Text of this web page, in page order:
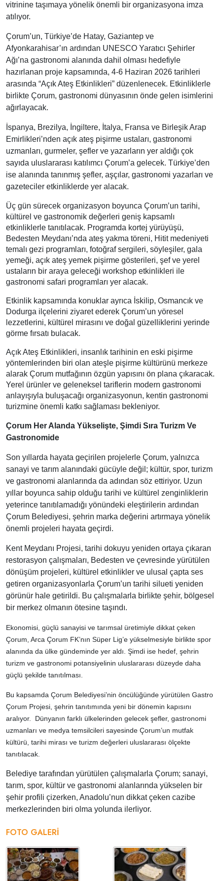
vitrinine taşımaya yönelik önemli bir organizasyona imza
atılıyor.
Çorum’un, Türkiye’de Hatay, Gaziantep ve
Afyonkarahisar’ın ardından UNESCO Yaratıcı Şehirler
Ağı’na gastronomi alanında dahil olması hedefiyle
hazırlanan proje kapsamında, 4-6 Haziran 2026 tarihleri
arasında “Açık Ateş Etkinlikleri” düzenlenecek. Etkinliklerle
birlikte Çorum, gastronomi dünyasının önde gelen isimlerini
ağırlayacak.
İspanya, Brezilya, İngiltere, İtalya, Fransa ve Birleşik Arap
Emirlikleri’nden açık ateş pişirme ustaları, gastronomi
uzmanları, gurmeler, şefler ve yazarların yer aldığı çok
sayıda uluslararası katılımcı Çorum’a gelecek. Türkiye’den
ise alanında tanınmış şefler, aşçılar, gastronomi yazarları ve
gazeteciler etkinliklerde yer alacak.
Üç gün sürecek organizasyon boyunca Çorum’un tarihi,
kültürel ve gastronomik değerleri geniş kapsamlı
etkinliklerle tanıtılacak. Programda kortej yürüyüşü,
Bedesten Meydanı’nda ateş yakma töreni, Hitit medeniyeti
temalı gezi programları, fotoğraf sergileri, söyleşiler, gala
yemeği, açık ateş yemek pişirme gösterileri, şef ve yerel
ustaların bir araya geleceği workshop etkinlikleri ile
gastronomi safari programları yer alacak.
Etkinlik kapsamında konuklar ayrıca İskilip, Osmancık ve
Dodurga ilçelerini ziyaret ederek Çorum’un yöresel
lezzetlerini, kültürel mirasını ve doğal güzelliklerini yerinde
görme fırsatı bulacak.
Açık Ateş Etkinlikleri, insanlık tarihinin en eski pişirme
yöntemlerinden biri olan ateşle pişirme kültürünü merkeze
alarak Çorum mutfağının özgün yapısını ön plana çıkaracak.
Yerel ürünler ve geleneksel tariflerin modern gastronomi
anlayışıyla buluşacağı organizasyonun, kentin gastronomi
turizmine önemli katkı sağlaması bekleniyor.
Çorum Her Alanda Yükselişte, Şimdi Sıra Turizm Ve
Gastronomide
Son yıllarda hayata geçirilen projelerle Çorum, yalnızca
sanayi ve tarım alanındaki gücüyle değil; kültür, spor, turizm
ve gastronomi alanlarında da adından söz ettiriyor. Uzun
yıllar boyunca sahip olduğu tarihi ve kültürel zenginliklerin
yeterince tanıtılamadığı yönündeki eleştirilerin ardından
Çorum Belediyesi, şehrin marka değerini artırmaya yönelik
önemli projeleri hayata geçirdi.
Kent Meydanı Projesi, tarihi dokuyu yeniden ortaya çıkaran
restorasyon çalışmaları, Bedesten ve çevresinde yürütülen
dönüşüm projeleri, kültürel etkinlikler ve ulusal çapta ses
getiren organizasyonlarla Çorum’un tarihi silueti yeniden
görünür hale getirildi. Bu çalışmalarla birlikte şehir, bölgesel
bir merkez olmanın ötesine taşındı.
Ekonomisi, güçlü sanayisi ve tarımsal üretimiyle dikkat çeken
Çorum, Arca Çorum FK’nın Süper Lig’e yükselmesiyle birlikte spor
alanında da ülke gündeminde yer aldı. Şimdi ise hedef, şehrin
turizm ve gastronomi potansiyelinin uluslararası düzeyde daha
güçlü şekilde tanıtılması.
Bu kapsamda Çorum Belediyesi’nin öncülüğünde yürütülen Gastro
Çorum Projesi, şehrin tanıtımında yeni bir dönemin kapısını
aralıyor. Dünyanın farklı ülkelerinden gelecek şefler, gastronomi
uzmanları ve medya temsilcileri sayesinde Çorum’un mutfak
kültürü, tarihi mirası ve turizm değerleri uluslararası ölçekte
tanıtılacak.
Belediye tarafından yürütülen çalışmalarla Çorum; sanayi,
tarım, spor, kültür ve gastronomi alanlarında yükselen bir
şehir profili çizerken, Anadolu’nun dikkat çeken cazibe
merkezlerinden biri olma yolunda ilerliyor.
FOTO GALERI